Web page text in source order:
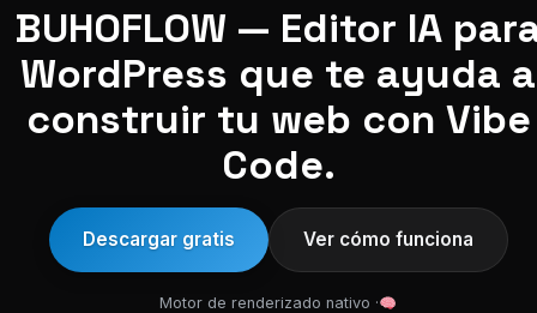
BUHOFLOW — Editor IA
WordPress que te ayuda a
construir tu web con Vibe
Code.
Descargar gratis Ver cómo funciona
Motor de renderizado nativo ·